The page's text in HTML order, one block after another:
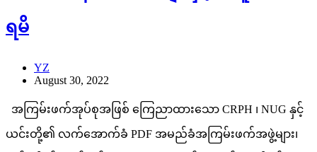
ရမိ
YZ
August 30, 2022
အကြမ်းဖက်အုပ်စုအဖြစ် ကြေညာထားသော CRPH ၊ NUG နှင့်
ယင်းတို့၏ လက်အောက်ခံ PDF အမည်ခံအကြမ်းဖက်အဖွဲ့များ၊